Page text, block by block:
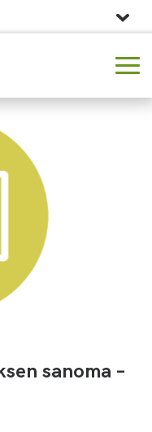
sanoma –